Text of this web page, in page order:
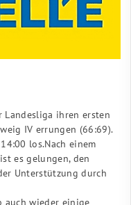
Landesliga ihren ersten
IV errungen (66:69).
los.Nach einem
es gelungen, den
Unterstützung durch
auch wieder einige